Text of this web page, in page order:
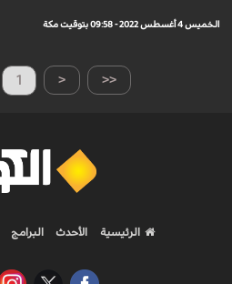
الخميس 4 أغسطس 2022 - 09:58 بتوقيت مكة
1 < <<
الرئيسية الأحدث البرامج